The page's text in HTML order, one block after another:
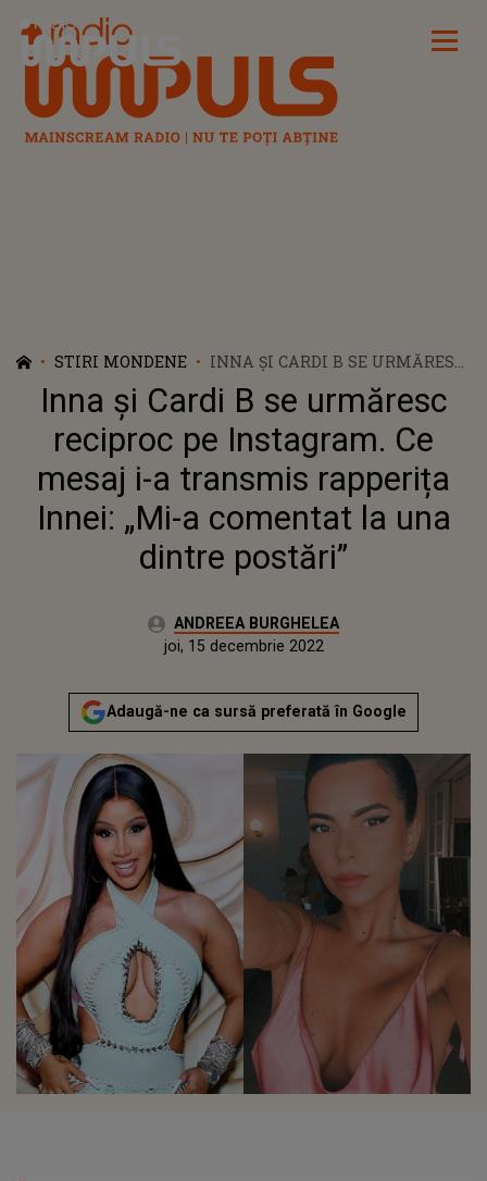
Radio Impuls
STIRI MONDENE
INNA ȘI CARDI B SE URMĂRESC
RECIPROC PE INSTAGRAM. CE
MESAJ I-A TRANSMIS
RAPPERIȚA INNEI: „MI-A
COMENTAT LA UNA DINTRE
POSTĂRI”
Inna și Cardi B se urmăresc
reciproc pe Instagram. Ce
mesaj i-a transmis rapperița
Innei: „Mi-a comentat la una
dintre postări”
Autor:ANDREEA BURGHELEA
miercuri, 15 decembrie 2021
Actualizat:
joi, 15 decembrie 2022
Adaugă-ne ca sursă preferată în Google